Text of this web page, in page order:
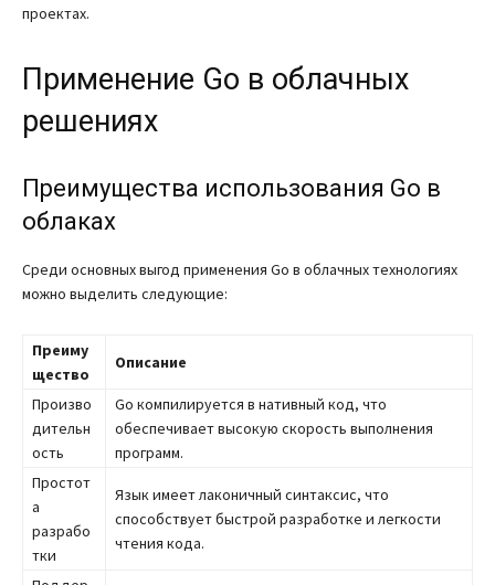
проектах.
Применение Go в облачных
решениях
Преимущества использования Go в
облаках
Среди основных выгод применения Go в облачных технологиях
можно выделить следующие:
Преиму
щество
Описание
Произво
дительн
ость
Go компилируется в нативный код, что
обеспечивает высокую скорость выполнения
программ.
Простот
а
разрабо
тки
Язык имеет лаконичный синтаксис, что
способствует быстрой разработке и легкости
чтения кода.